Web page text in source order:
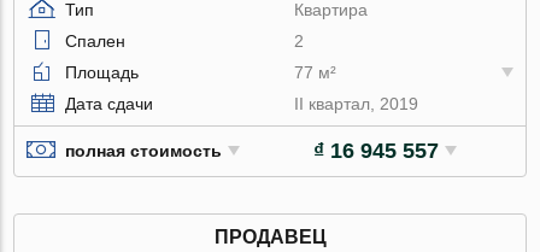
Тип
Квартира
Спален
2
Площадь
77 м²
Дата сдачи
II квартал, 2019
полная стоимость ₫ 16 945 557
ПРОДАВЕЦ